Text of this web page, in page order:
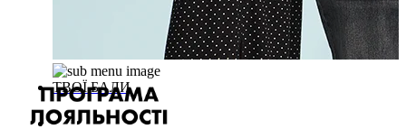
ТВОЇ БАЛИ